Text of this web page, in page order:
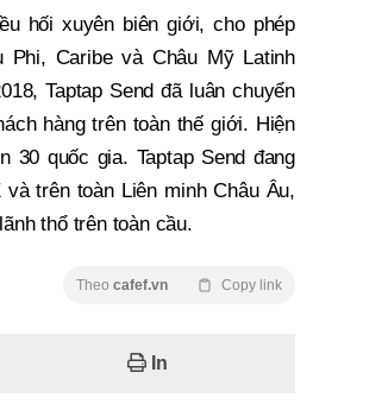
hối xuyên biên giới, cho phép
Caribe và Châu Mỹ Latinh
Taptap Send đã luân chuyển
hàng trên toàn thế giới. Hiện
30 quốc gia. Taptap Send đang
trên toàn Liên minh Châu Âu,
thổ trên toàn cầu.
Theo cafef.vn Copy link
In